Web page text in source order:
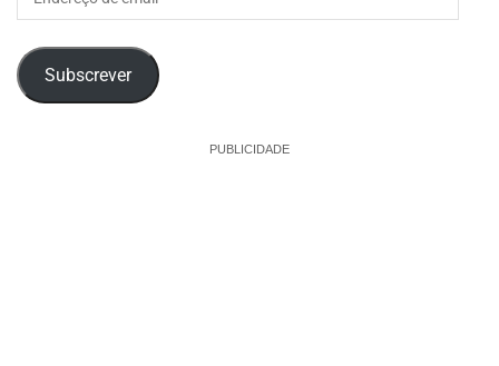
Subscrever
PUBLICIDADE